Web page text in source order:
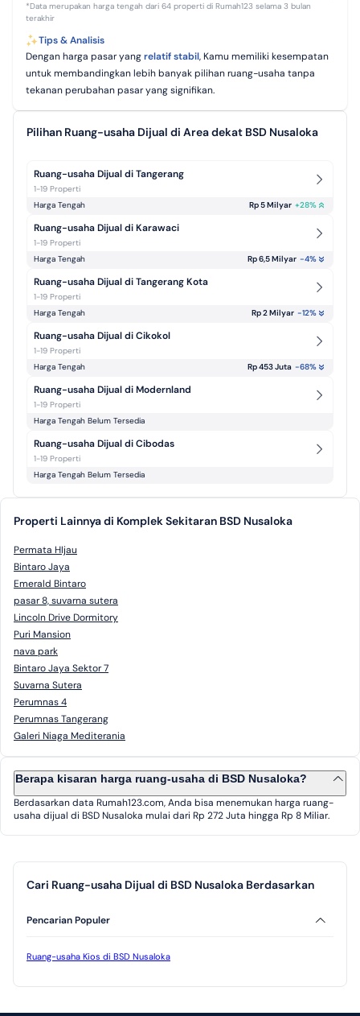
*Data merupakan harga tengah dari 64 properti di Rumah123 selama 3 bulan
terakhir
Tips & Analisis
Dengan harga pasar yangrelatif stabil, Kamu memiliki kesempatan
untuk membandingkan lebih banyak pilihan ruang-usaha tanpa
tekanan perubahan pasar yang signifikan.
Pilihan Ruang-usaha Dijual di Area dekat BSD Nusaloka
Ruang-usaha Dijual di Tangerang
1-19 Properti
Harga Tengah
Rp 5 Milyar +28%
Ruang-usaha Dijual di Karawaci
1-19 Properti
Harga Tengah
Rp 6,5 Milyar -4%
Ruang-usaha Dijual di Tangerang Kota
1-19 Properti
Harga Tengah
Rp 2 Milyar -12%
Ruang-usaha Dijual di Cikokol
1-19 Properti
Harga Tengah
Rp 453 Juta -68%
Ruang-usaha Dijual di Modernland
1-19 Properti
Harga Tengah Belum Tersedia
Ruang-usaha Dijual di Cibodas
1-19 Properti
Harga Tengah Belum Tersedia
Properti Lainnya di Komplek Sekitaran BSD Nusaloka
Permata HIjau
Bintaro Jaya
Emerald Bintaro
pasar 8, suvarna sutera
Lincoln Drive Dormitory
Puri Mansion
nava park
Bintaro Jaya Sektor 7
Suvarna Sutera
Perumnas 4
Perumnas Tangerang
Galeri Niaga Mediterania
Berapa kisaran harga ruang-usaha di BSD Nusaloka?
Berdasarkan data Rumah123.com, Anda bisa menemukan harga ruang-
usaha dijual di BSD Nusaloka mulai dari Rp 272 Juta hingga Rp 8 Miliar.
Cari Ruang-usaha Dijual di BSD Nusaloka Berdasarkan
Pencarian Populer
Ruang-usaha Kios di BSD Nusaloka